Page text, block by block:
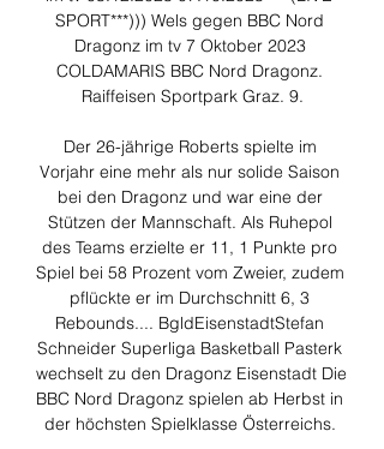
SPORT***))) Wels gegen BBC Nord
Dragonz im tv 7 Oktober 2023
COLDAMARIS BBC Nord Dragonz.
Raiffeisen Sportpark Graz. 9.
Der 26-jährige Roberts spielte im
Vorjahr eine mehr als nur solide Saison
bei den Dragonz und war eine der
Stützen der Mannschaft. Als Ruhepol
des Teams erzielte er 11, 1 Punkte pro
Spiel bei 58 Prozent vom Zweier, zudem
pflückte er im Durchschnitt 6, 3
Rebounds.... BgldEisenstadtStefan
Schneider Superliga Basketball Pasterk
wechselt zu den Dragonz Eisenstadt Die
BBC Nord Dragonz spielen ab Herbst in
der höchsten Spielklasse Österreichs.